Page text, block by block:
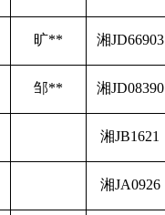
旷** 湘JD66903
邹** 湘JD08390
湘JB1621
湘JA0926